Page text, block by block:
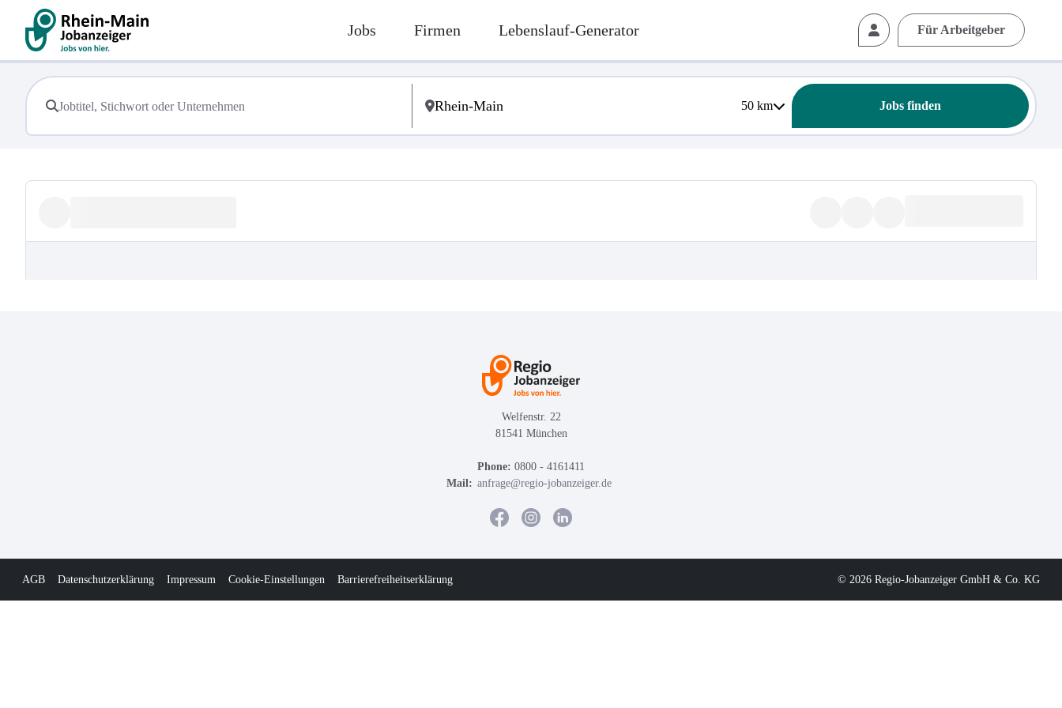
Jobs Firmen Lebenslauf-Generator Für Arbeitgeber
50km Jobs finden
Welfenstr. 22
81541 München
Phone: 0800 - 4161411
Mail: anfrage@regio-jobanzeiger.de
AGB Datenschutzerklärung Impressum Cookie-Einstellungen Barrierefreiheitserklärung © 2026 Regio-Jobanzeiger GmbH & Co. KG